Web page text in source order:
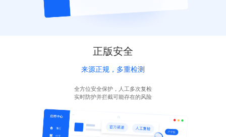
正版安全
来源正规，多重检测
全方位安全保护，人工多次复检
实时防护并拦截可能存在的风险